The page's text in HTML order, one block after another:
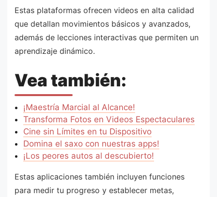
Estas plataformas ofrecen videos en alta calidad
que detallan movimientos básicos y avanzados,
además de lecciones interactivas que permiten un
aprendizaje dinámico.
Vea también:
¡Maestría Marcial al Alcance!
Transforma Fotos en Videos Espectaculares
Cine sin Límites en tu Dispositivo
Domina el saxo con nuestras apps!
¡Los peores autos al descubierto!
Estas aplicaciones también incluyen funciones
para medir tu progreso y establecer metas,